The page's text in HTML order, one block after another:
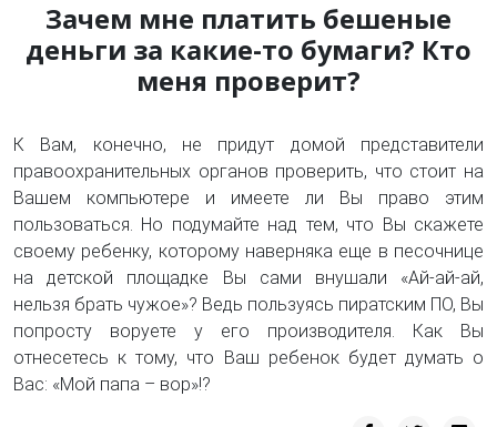
Зачем мне платить бешеные
деньги за какие-то бумаги? Кто
меня проверит?
К Вам, конечно, не придут домой представители
правоохранительных органов проверить, что стоит на
Вашем компьютере и имеете ли Вы право этим
пользоваться. Но подумайте над тем, что Вы скажете
своему ребенку, которому наверняка еще в песочнице
на детской площадке Вы сами внушали «Ай-ай-ай,
нельзя брать чужое»? Ведь пользуясь пиратским ПО, Вы
попросту воруете у его производителя. Как Вы
отнесетесь к тому, что Ваш ребенок будет думать о
Вас: «Мой папа – вор»!?